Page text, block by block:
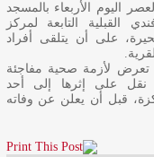
اليوم الأربعاء بالمسجد
القبلية التابعة لمركز
على أن يتلقى أفراد
تعرض لأزمة صحية مفاجئة
نقل على إثرها إلى أحد
قبل أن يعلن عن وفاته